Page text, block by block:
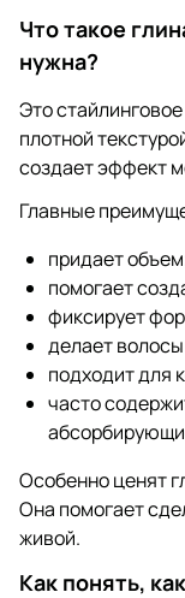
Что такое
нужна?
Это
плотной
создает эффект
Главные
придает
помогает
фиксирует
делает
подходит для
часто
Особенно ценят
Она помогает
живой.
Как понять,